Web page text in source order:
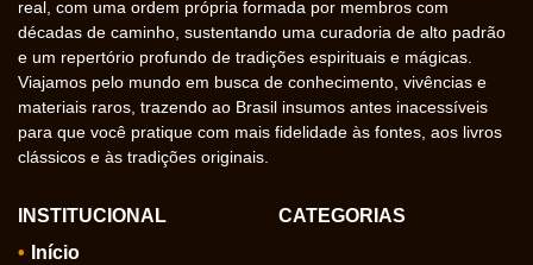
real, com uma ordem própria formada por membros com
décadas de caminho, sustentando uma curadoria de alto padrão
e um repertório profundo de tradições espirituais e mágicas.
Viajamos pelo mundo em busca de conhecimento, vivências e
materiais raros, trazendo ao Brasil insumos antes inacessíveis
para que você pratique com mais fidelidade às fontes, aos livros
clássicos e às tradições originais.
INSTITUCIONAL
Início
CATEGORIAS